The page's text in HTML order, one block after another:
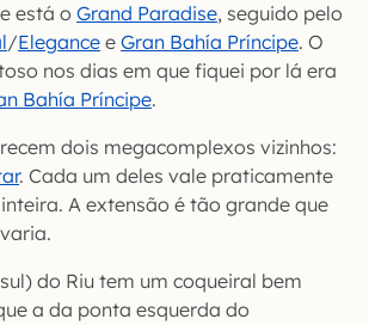
está o Grand Paradise, seguido pelo
/Elegance e Gran Bahía Príncipe. O
nos dias em que fiquei por lá era
Bahía Príncipe.
dois megacomplexos vizinhos:
. Cada um deles vale praticamente
A extensão é tão grande que
do Riu tem um coqueiral bem
a da ponta esquerda do